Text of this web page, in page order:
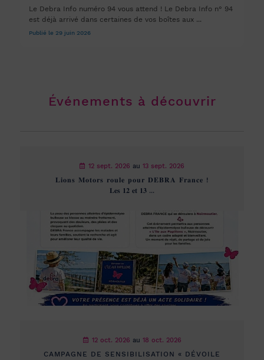
Le Debra Info numéro 94 vous attend ! Le Debra Info n° 94
est déjà arrivé dans certaines de vos boîtes aux ...
Publié le 29 juin 2026
Événements à découvrir
12 sept. 2026 au 13 sept. 2026
𝐋𝐢𝐨𝐧𝐬 𝐌𝐨𝐭𝐨𝐫𝐬 𝐫𝐨𝐮𝐥𝐞 𝐩𝐨𝐮𝐫 𝐃𝐄𝐁𝐑𝐀 𝐅𝐫𝐚𝐧𝐜𝐞 !
𝐋𝐞𝐬 𝟏𝟐 𝐞𝐭 𝟏𝟑 ...
12 oct. 2026 au 18 oct. 2026
CAMPAGNE DE SENSIBILISATION « DÉVOILE